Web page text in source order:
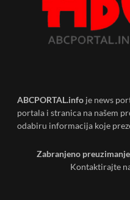
ABCPORTAL.info je news
portala i stranica na našem
odabiru informacija koje
Zabranjeno
Kontaktirajte